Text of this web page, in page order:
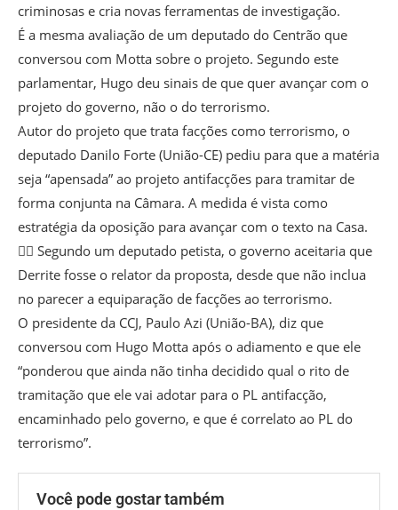
criminosas e cria novas ferramentas de investigação.
É a mesma avaliação de um deputado do Centrão que
conversou com Motta sobre o projeto. Segundo este
parlamentar, Hugo deu sinais de que quer avançar com o
projeto do governo, não o do terrorismo.
Autor do projeto que trata facções como terrorismo, o
deputado Danilo Forte (União-CE) pediu para que a matéria
seja “apensada” ao projeto antifacções para tramitar de
forma conjunta na Câmara. A medida é vista como
estratégia da oposição para avançar com o texto na Casa.
👉🏽 Segundo um deputado petista, o governo aceitaria que
Derrite fosse o relator da proposta, desde que não inclua
no parecer a equiparação de facções ao terrorismo.
O presidente da CCJ, Paulo Azi (União-BA), diz que
conversou com Hugo Motta após o adiamento e que ele
“ponderou que ainda não tinha decidido qual o rito de
tramitação que ele vai adotar para o PL antifacção,
encaminhado pelo governo, e que é correlato ao PL do
terrorismo”.
Você pode gostar também